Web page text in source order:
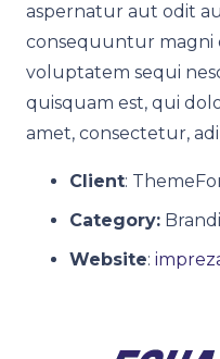
aspernatur aut odit
consequuntur magni
voluptatem sequi
quisquam est, qui
amet, consectetur,
Client:
Category:
Website: